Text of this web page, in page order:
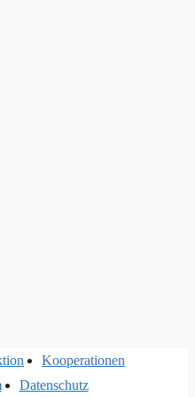
Kooperationen
Datenschutz